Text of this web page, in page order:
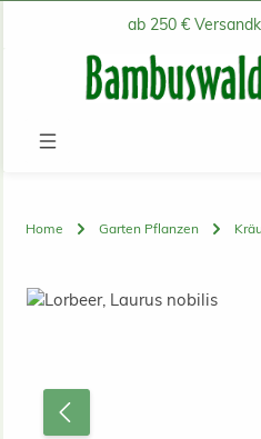
Zum Hauptinhalt springen
ab 250 €
Home Garten Pflanzen
Bildergalerie überspringen